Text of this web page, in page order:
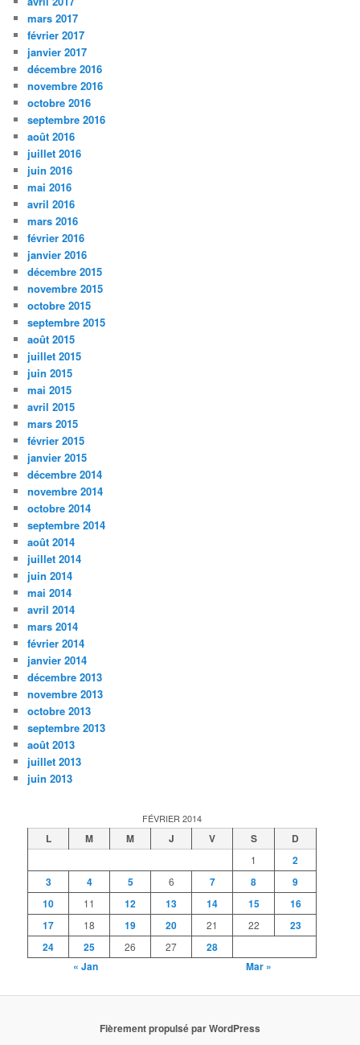
mars 2017
février 2017
janvier 2017
décembre 2016
novembre 2016
octobre 2016
septembre 2016
août 2016
juillet 2016
juin 2016
mai 2016
avril 2016
mars 2016
février 2016
janvier 2016
décembre 2015
novembre 2015
octobre 2015
septembre 2015
août 2015
juillet 2015
juin 2015
mai 2015
avril 2015
mars 2015
février 2015
janvier 2015
décembre 2014
novembre 2014
octobre 2014
septembre 2014
août 2014
juillet 2014
juin 2014
mai 2014
avril 2014
mars 2014
février 2014
janvier 2014
décembre 2013
novembre 2013
octobre 2013
septembre 2013
août 2013
juillet 2013
juin 2013
FÉVRIER 2014
L M M J V S D
1
2
3
4 5 6 7 8
9
10
11 12 13 14 15
16
17
18 19 20 21 22
23
24
25 26 27
28
« Jan
Mar »
Fièrement propulsé par WordPress